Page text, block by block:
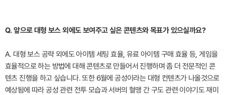
Q. 앞으로 대형 보스 외에도 보여주고 싶은 콘텐츠와 목표가 있으실까요?
A. 대형 보스 공략 외에도 아이템 세팅 효율, 유료 아이템 구매 효율 등, 게임을
효율적으로 하는 방법에 대해 콘텐츠로 만들어서 진행하며 좀 더 전문적인 콘
텐츠 진행을 하고 싶습니다. 또한 6월에 공성이라는 대형 컨텐츠가 나올것으로
예상됨에 따라 공성 관련 전투 모습과 서버의 혈맹 간 구도 관련 이야기도 재미